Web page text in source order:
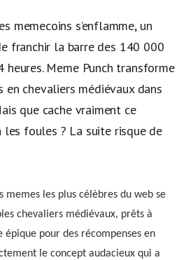
memecoins s’enflamme, un
franchir la barre des 140 000
Meme Punch transforme
en chevaliers médiévaux dans
que cache vraiment ce
foules ? La suite risque de
memes les plus célèbres du web se
chevaliers médiévaux, prêts à
épique pour des récompenses en
le concept audacieux qui a